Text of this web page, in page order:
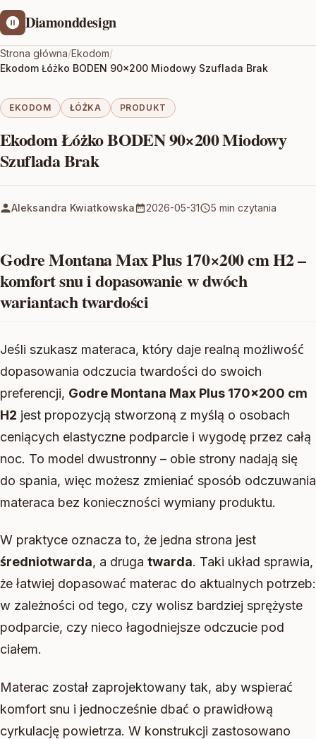
Diamonddesign
Strona główna/Ekodom/
Ekodom Łóżko BODEN 90×200 Miodowy Szuflada Brak
EKODOM ŁÓŻKA PRODUKT
Ekodom Łóżko BODEN 90×200 Miodowy
Szuflada Brak
Aleksandra Kwiatkowska 2026-05-31 5 min czytania
Godre Montana Max Plus 170×200 cm H2 –
komfort snu i dopasowanie w dwóch
wariantach twardości
Jeśli szukasz materaca, który daje realną możliwość
dopasowania odczucia twardości do swoich
preferencji, Godre Montana Max Plus 170×200 cm
H2 jest propozycją stworzoną z myślą o osobach
ceniących elastyczne podparcie i wygodę przez całą
noc. To model dwustronny – obie strony nadają się
do spania, więc możesz zmieniać sposób odczuwania
materaca bez konieczności wymiany produktu.
W praktyce oznacza to, że jedna strona jest
średniotwarda, a druga twarda. Taki układ sprawia,
że łatwiej dopasować materac do aktualnych potrzeb:
w zależności od tego, czy wolisz bardziej sprężyste
podparcie, czy nieco łagodniejsze odczucie pod
ciałem.
Materac został zaprojektowany tak, aby wspierać
komfort snu i jednocześnie dbać o prawidłową
cyrkulację powietrza. W konstrukcji zastosowano